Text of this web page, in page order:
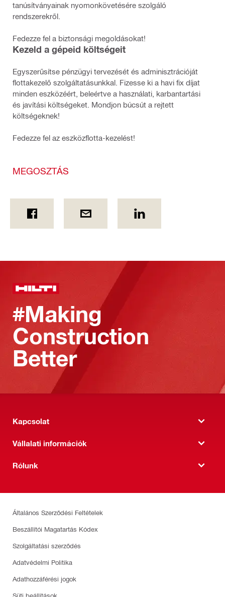
tanúsítványainak nyomonkövetésére szolgáló
rendszerekről.
Fedezze fel a biztonsági megoldásokat!
Kezeld a gépeid költségeit
Egyszerűsítse pénzügyi tervezését és adminisztrációját
flottakezelő szolgáltatásunkkal. Fizesse ki a havi fix díjat
minden eszközéért, beleértve a használati, karbantartási
és javítási költségeket. Mondjon búcsút a rejtett
költségeknek!
Fedezze fel az eszközflotta-kezelést!
MEGOSZTÁS
#Making
Construction
Better
Kapcsolat
Vállalati információk
Rólunk
Általános Szerződési Feltételek
Beszállítói Magatartás Kódex
Szolgáltatási szerződés
Adatvédelmi Politika
Adathozzáférési jogok
Süti beállítások